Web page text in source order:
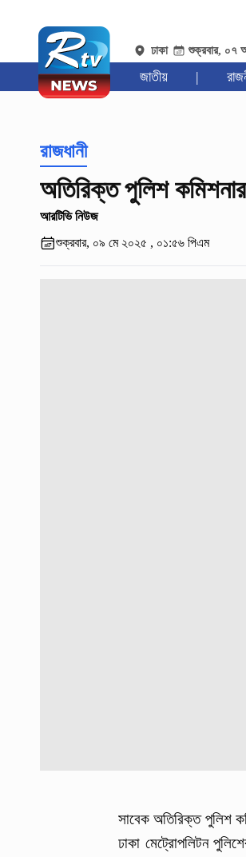
ঢাকা শুক্রবার, ০৭
জাতীয় |
রাজধানী
অতিরিক্ত পুলিশ কমিশনার
আরটিভি নিউজ
শুক্রবার, ০৯ মে ২০২৫ , ০১:৫৬ পিএম
সাবেক অতিরিক্ত পুলিশ
ঢাকা মেট্রোপলিটন